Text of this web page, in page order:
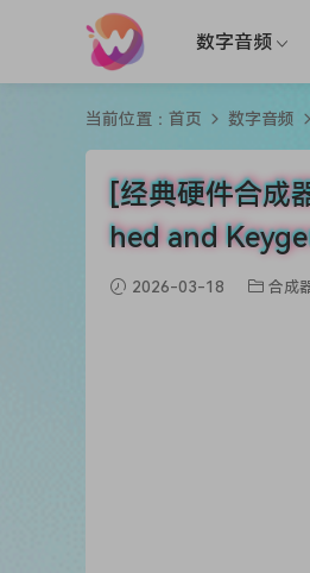
数字音频
当前位置： 首页 数字音频
[经典硬件合成
hed and
2026-03-18 合成